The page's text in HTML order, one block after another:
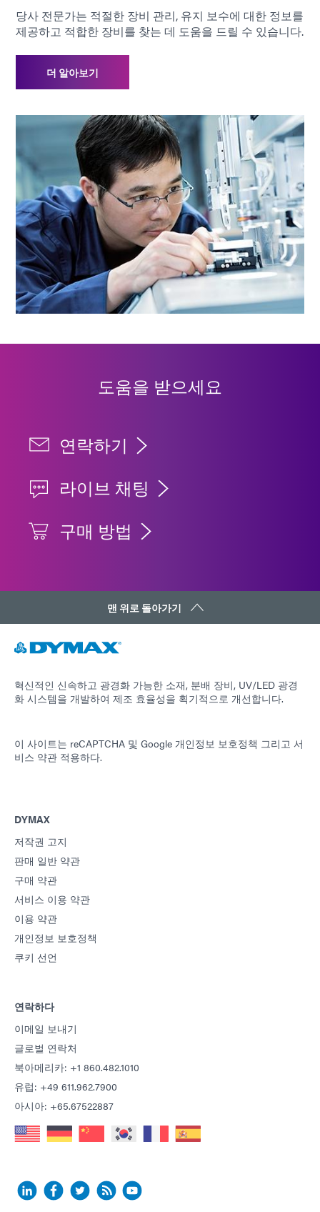
당사 전문가는 적절한 장비 관리, 유지 보수에 대한 정보를
제공하고 적합한 장비를 찾는 데 도움을 드릴 수 있습니다.
더 알아보기
도움을 받으세요
연락하기
라이브 채팅
구매 방법
맨 위로 돌아가기
혁신적인 신속하고 광경화 가능한 소재, 분배 장비, UV/LED 광경
화 시스템을 개발하여 제조 효율성을 획기적으로 개선합니다.
이 사이트는 reCAPTCHA 및 Google 개인정보 보호정책 그리고 서
비스 약관 적용하다.
DYMAX
저작권 고지
판매 일반 약관
구매 약관
서비스 이용 약관
이용 약관
개인정보 보호정책
쿠키 선언
연락하다
이메일 보내기
글로벌 연락처
북아메리카: +1 860.482.1010
유럽: +49 611.962.7900
아시아: +65.67522887